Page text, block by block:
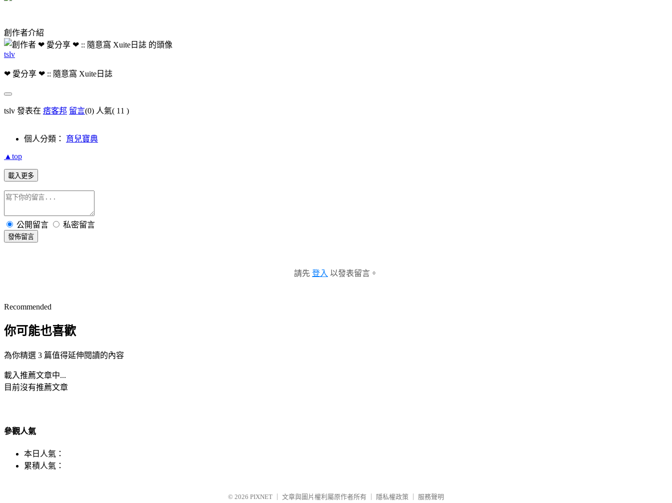
創作者介紹
tslv
❤ 愛分享 ❤ :: 隨意窩 Xuite日誌
tslv 發表在 痞客邦 留言(0) 人氣( 11 )
個人分類： 育兒寶典
▲top
載入更多
公開留言 私密留言
發佈留言
請先 登入 以發表留言。
Recommended
你可能也喜歡
為你精選 3 篇值得延伸閱讀的內容
載入推薦文章中...
目前沒有推薦文章
參觀人氣
本日人氣：
累積人氣：
© 2026 PIXNET 文章與圖片權利屬原作者所有 隱私權政策 服務聲明